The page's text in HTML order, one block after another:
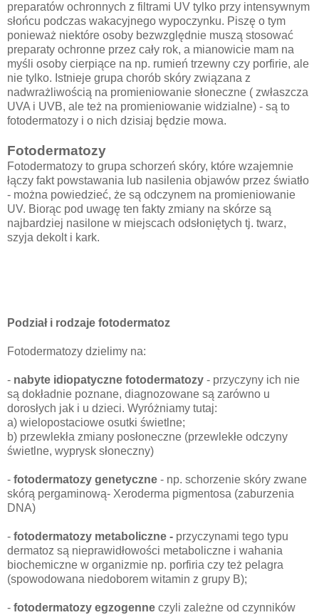
preparatów ochronnych z filtrami UV tylko przy intensywnym
słońcu podczas wakacyjnego wypoczynku. Piszę o tym
ponieważ niektóre osoby bezwzględnie muszą stosować
preparaty ochronne przez cały rok, a mianowicie mam na
myśli osoby cierpiące na np. rumień trzewny czy porfirie, ale
nie tylko. Istnieje grupa chorób skóry związana z
nadwrażliwością na promieniowanie słoneczne ( zwłaszcza
UVA i UVB, ale też na promieniowanie widzialne) - są to
fotodermatozy i o nich dzisiaj będzie mowa.
Fotodermatozy
Fotodermatozy to grupa schorzeń skóry, które wzajemnie
łączy fakt powstawania lub nasilenia objawów przez światło
- można powiedzieć, że są odczynem na promieniowanie
UV. Biorąc pod uwagę ten fakty zmiany na skórze są
najbardziej nasilone w miejscach odsłoniętych tj. twarz,
szyja dekolt i kark.
Podział i rodzaje fotodermatoz
Fotodermatozy dzielimy na:
- nabyte idiopatyczne fotodermatozy - przyczyny ich nie
są dokładnie poznane, diagnozowane są zarówno u
dorosłych jak i u dzieci. Wyróżniamy tutaj:
a) wielopostaciowe osutki świetlne;
b) przewlekła zmiany posłoneczne (przewlekłe odczyny
świetlne, wyprysk słoneczny)
- fotodermatozy genetyczne - np. schorzenie skóry zwane
skórą pergaminową- Xeroderma pigmentosa (zaburzenia
DNA)
- fotodermatozy metaboliczne - przyczynami tego typu
dermatoz są nieprawidłowości metaboliczne i wahania
biochemiczne w organizmie np. porfiria czy też pelagra
(spowodowana niedoborem witamin z grupy B);
- fotodermatozy egzogenne czyli zależne od czynników